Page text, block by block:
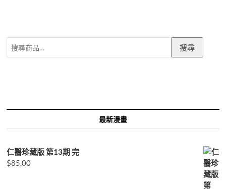
搜尋
最新漫畫
仁醫珍藏版 第13期 完
$85.00